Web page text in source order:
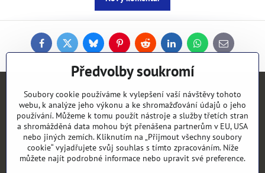
FacebookTwitterBlueskyPinterestReddit LinkedInWhatsApp
E-
mail
Kontakty
Objednávky
Vše k nákupu
Předvolby soukromí
Soubory cookie používáme k vylepšení vaší návštěvy tohoto
webu, k analýze jeho výkonu a ke shromažďování údajů o jeho
používání. Můžeme k tomu použít nástroje a služby třetích stran
a shromážděná data mohou být přenášena partnerům v EU, USA
nebo jiných zemích. Kliknutím na „Přijmout všechny soubory
cookie“ vyjadřujete svůj souhlas s tímto zpracováním. Níže
můžete najít podrobné informace nebo upravit své preference.